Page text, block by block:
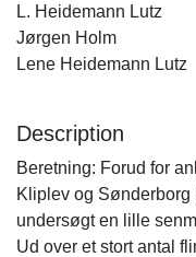
L. Heidemann Lutz
Jørgen Holm
Lene Heidemann Lutz
Description
Beretning: Forud for
Kliplev og
undersøgt en lille
Ud over et stort antal